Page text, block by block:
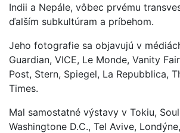
Indii a Nepále, vôbec prvému
ďalším subkultúram a príbehom.
Jeho fotografie sa objavujú v
Guardian, VICE, Le Monde, Vanity
Post, Stern, Spiegel, La Repubblica,
Times.
Mal samostatné výstavy v Tokiu,
Washingtone D.C., Tel Avive,